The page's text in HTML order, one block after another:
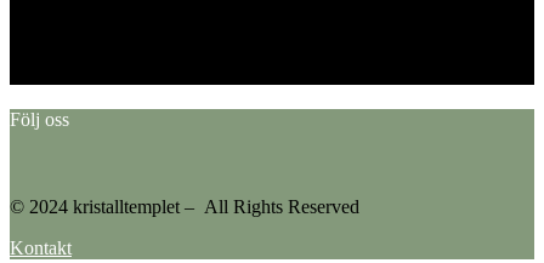
Följ oss
© 2024 kristalltemplet – All Rights Reserved
Kontakt